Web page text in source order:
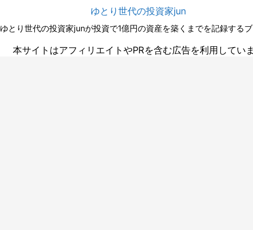
ゆとり世代の投資家jun
ゆとり世代の投資家junが投資で1億円の資産を築くまでを記録するブ
本サイトはアフィリエイトやPRを含む広告を利用してい